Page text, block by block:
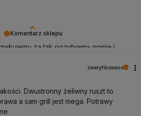
Komentarz sklepu
za tak pozytywną opinię i
wielu udanych grillowań.zweryfikowano
Dwustronny żeliwny ruszt to
a sam grill jest mega. Potrawy